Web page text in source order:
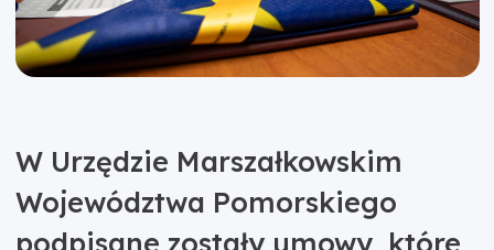
W Urzędzie Marszałkowskim
Województwa Pomorskiego
podpisane zostały umowy, które